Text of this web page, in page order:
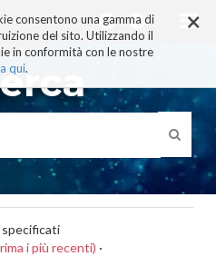
×
consentono una gamma di
del sito. Utilizzando il
in conformità con le nostre
qui.
i più recenti) ·